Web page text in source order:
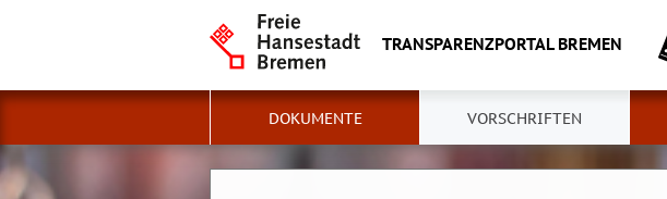
TRANSPARENZPORTAL BREMEN
DOKUMENTE VORSCHRIFTEN